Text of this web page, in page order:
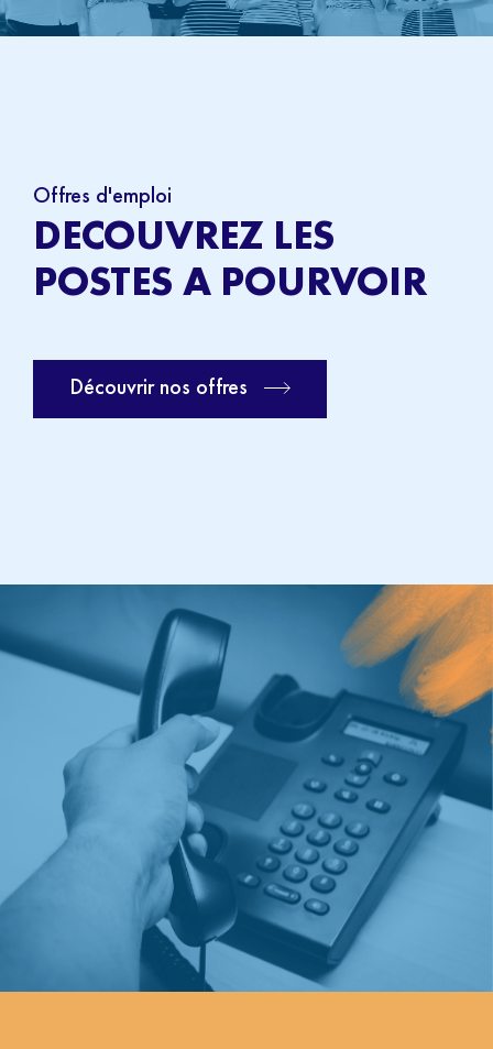
Offres d'emploi
DECOUVREZ LES
POSTES A POURVOIR
Découvrir nos offres